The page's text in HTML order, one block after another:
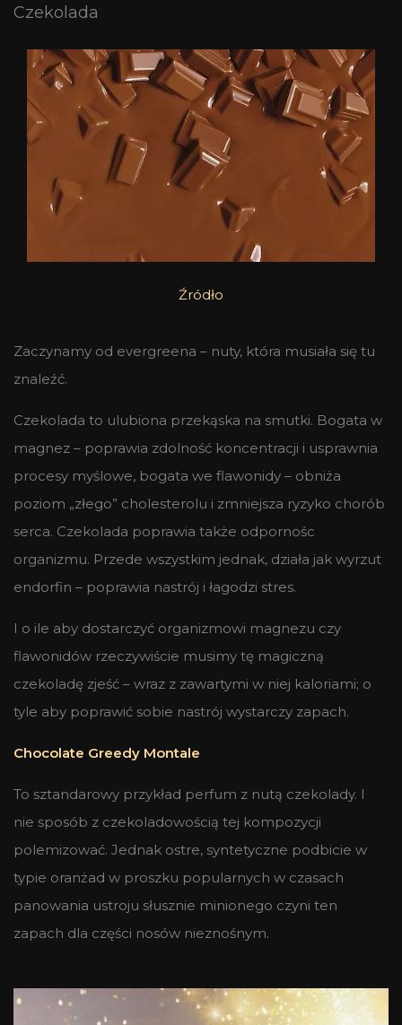
Czekolada
Źródło
Zaczynamy od evergreena – nuty, która musiała się tu
znaleźć.
Czekolada to ulubiona przekąska na smutki. Bogata w
magnez – poprawia zdolność koncentracji i usprawnia
procesy myślowe, bogata we flawonidy – obniża
poziom „złego” cholesterolu i zmniejsza ryzyko chorób
serca. Czekolada poprawia także odpornośc
organizmu. Przede wszystkim jednak, działa jak wyrzut
endorfin – poprawia nastrój i łagodzi stres.
I o ile aby dostarczyć organizmowi magnezu czy
flawonidów rzeczywiście musimy tę magiczną
czekoladę zjeść – wraz z zawartymi w niej kaloriami; o
tyle aby poprawić sobie nastrój wystarczy zapach.
Chocolate Greedy Montale
To sztandarowy przykład perfum z nutą czekolady. I
nie sposób z czekoladowością tej kompozycji
polemizować. Jednak ostre, syntetyczne podbicie w
typie oranżad w proszku popularnych w czasach
panowania ustroju słusznie minionego czyni ten
zapach dla części nosów nieznośnym.